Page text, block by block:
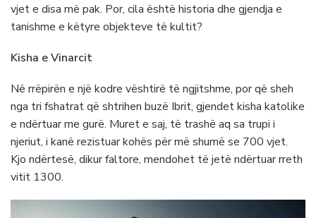
vjet e disa më pak. Por, cila është historia dhe gjendja e
tanishme e këtyre objekteve të kultit?
Kisha e Vinarcit
Në rrëpirën e një kodre vështirë të ngjitshme, por që sheh
nga tri fshatrat që shtrihen buzë Ibrit, gjendet kisha katolike
e ndërtuar me gurë. Muret e saj, të trashë aq sa trupi i
njeriut, i kanë rezistuar kohës për më shumë se 700 vjet.
Kjo ndërtesë, dikur faltore, mendohet të jetë ndërtuar rreth
vitit 1300.